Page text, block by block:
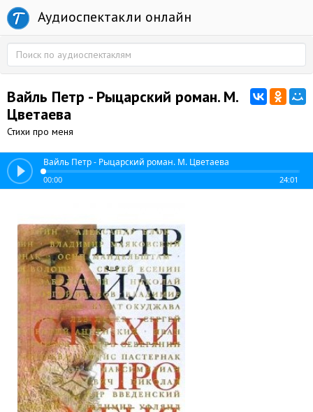
Аудиоспектакли онлайн
Вайль Петр - Рыцарский роман. М.
Цветаева
Стихи про меня
Вайль Петр - Рыцарский роман. М. Цветаева
00:00 24:01